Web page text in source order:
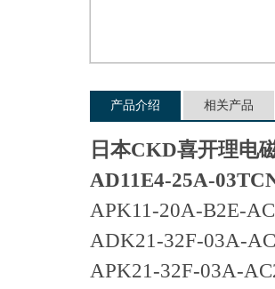
产品介绍 相关产品
日本CKD喜开理电
AD11E4-25A-
APK11-20A-B2E-
ADK21-32F-03A-
APK21-32F-03A-